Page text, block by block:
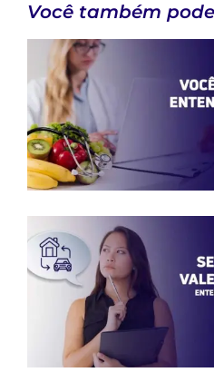
Você também